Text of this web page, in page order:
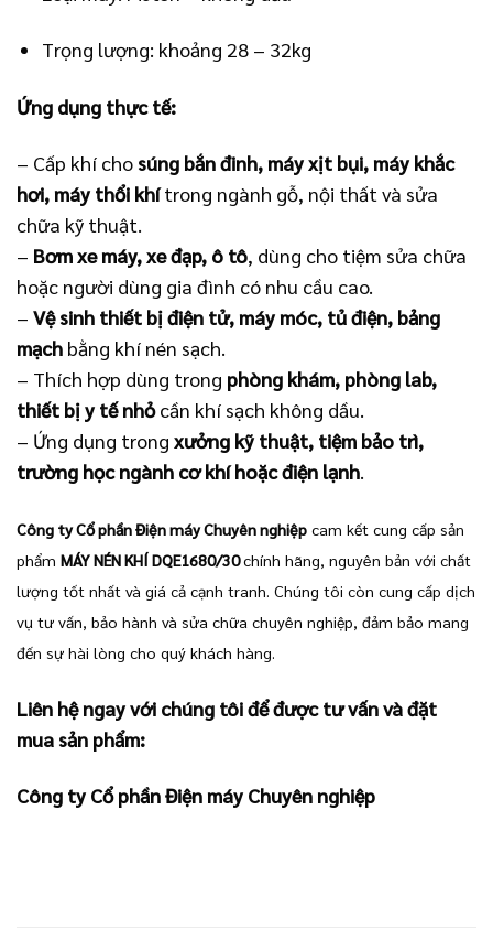
Trọng lượng: khoảng 28 – 32kg
Ứng dụng thực tế:
– Cấp khí cho súng bắn đinh, máy xịt bụi, máy khắc
hơi, máy thổi khítrong ngành gỗ, nội thất và sửa
chữa kỹ thuật.
– Bơm xe máy, xe đạp, ô tô, dùng cho tiệm sửa chữa
hoặc người dùng gia đình có nhu cầu cao.
– Vệ sinh thiết bị điện tử, máy móc, tủ điện, bảng
mạch bằng khí nén sạch.
– Thích hợp dùng trong phòng khám, phòng lab,
thiết bị y tế nhỏcần khí sạch không dầu.
– Ứng dụng trong xưởng kỹ thuật, tiệm bảo trì,
trường học ngành cơ khí hoặc điện lạnh.
Công ty Cổ phần Điện máy Chuyên nghiệp cam kết cung cấp sản
phẩm MÁY NÉN KHÍ DQE1680/30chính hãng, nguyên bản với chất
lượng tốt nhất và giá cả cạnh tranh. Chúng tôi còn cung cấp dịch
vụ tư vấn, bảo hành và sửa chữa chuyên nghiệp, đảm bảo mang
đến sự hài lòng cho quý khách hàng.
Liên hệ ngay với chúng tôi để được tư vấn và đặt
mua sản phẩm:
Công ty Cổ phần Điện máy Chuyên nghiệp